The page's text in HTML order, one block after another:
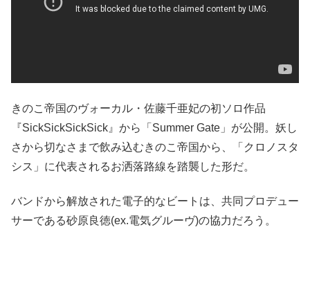
きのこ帝国のヴォーカル・佐藤千亜妃の初ソロ作品
『SickSickSickSick』から「Summer Gate」が公開。妖し
さから切なさまで飲み込むきのこ帝国から、「クロノスタ
シス」に代表されるお洒落路線を踏襲した形だ。
バンドから解放された電子的なビートは、共同プロデュー
サーである砂原良徳(ex.電気グルーヴ)の協力だろう。